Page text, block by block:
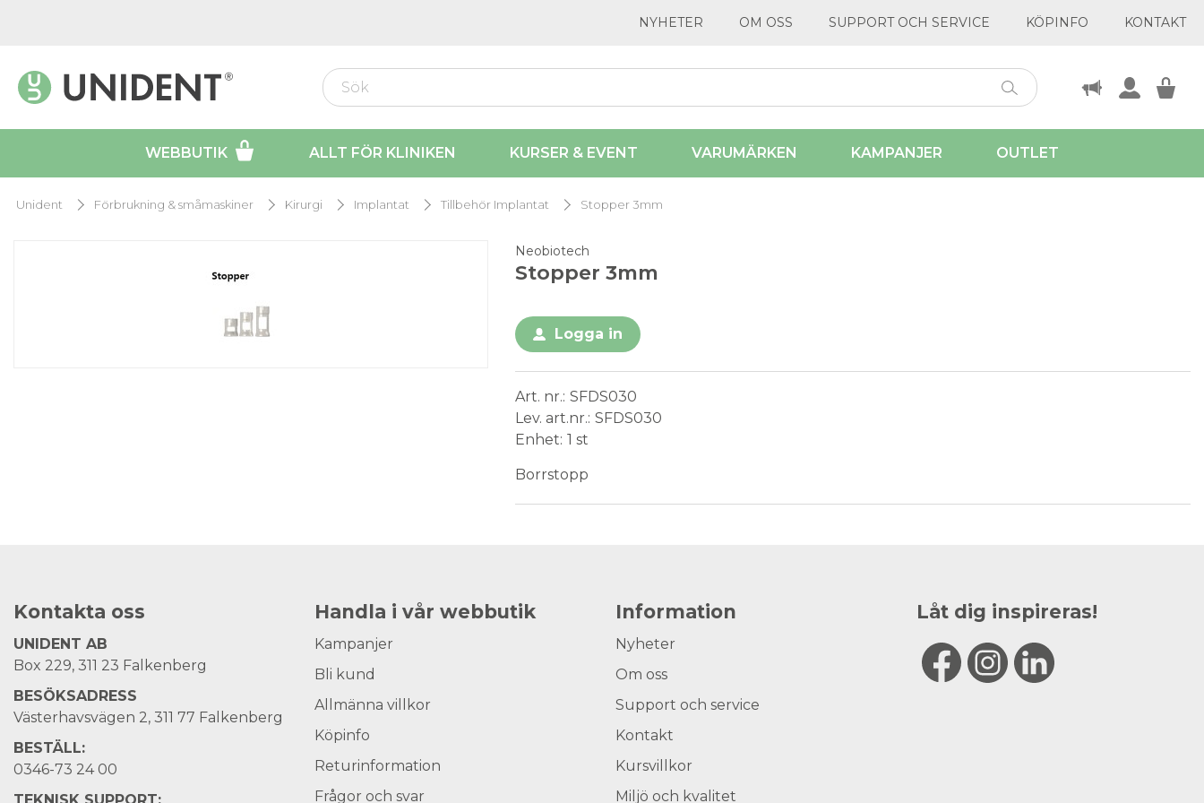
NYHETER OM OSS SUPPORT OCH SERVICE KÖPINFO KONTAKT
WEBBUTIK ALLT FÖR KLINIKEN KURSER & EVENT VARUMÄRKEN KAMPANJER OUTLET
Unident Förbrukning & småmaskiner Kirurgi Implantat Tillbehör Implantat Stopper 3mm
Neobiotech
Stopper 3mm
Logga in
Art. nr. SFDS030
Lev. art.nr. SFDS030
Enhet 1 st
Borrstopp
Kontakta oss
UNIDENT AB
Box 229, 311 23 Falkenberg
BESÖKSADRESS
Västerhavsvägen 2, 311 77 Falkenberg
BESTÄLL:
0346-73 24 00
Handla i vår webbutik
Kampanjer
Bli kund
Allmänna villkor
Köpinfo
Returinformation
Frågor och svar
Information
Nyheter
Om oss
Support och service
Kontakt
Kursvillkor
Miljö och kvalitet
Låt dig inspireras!